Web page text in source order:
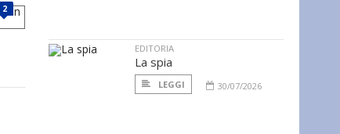
2
EDITORIA
La spia
LEGGI 30/07/2026